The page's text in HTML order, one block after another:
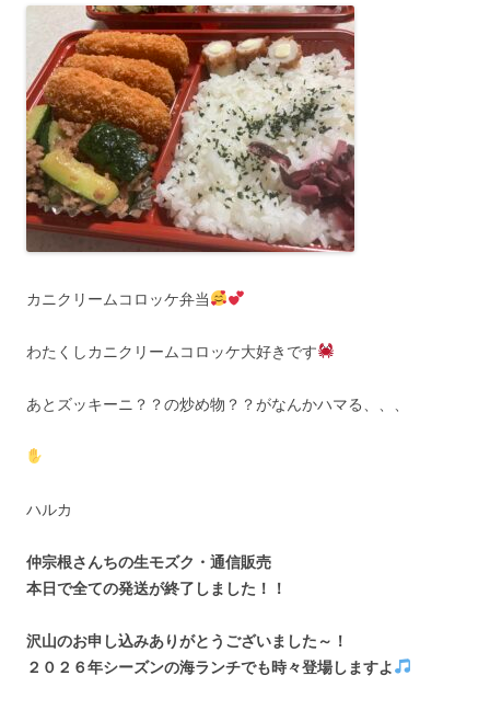
カニクリームコロッケ弁当
わたくしカニクリームコロッケ大好きです
あとズッキーニ？？の炒め物？？がなんかハマる、、、
ハルカ
仲宗根さんちの生モズク・通信販売
本日で全ての発送が終了しました！！
沢山のお申し込みありがとうございました～！
２０２６年シーズンの海ランチでも時々登場しますよ